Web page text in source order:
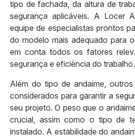
tipo de fachada, da altura de
segurança aplicáveis. A Locer
equipe de especialistas prontos
do modelo mais adequado para
em conta todos os fatores
segurança e eficiência do trabalho.
Além do tipo de andaime,
considerados para garantir a
seu projeto. O peso que o
crucial, assim como o tipo de
instalado. A estabilidade do